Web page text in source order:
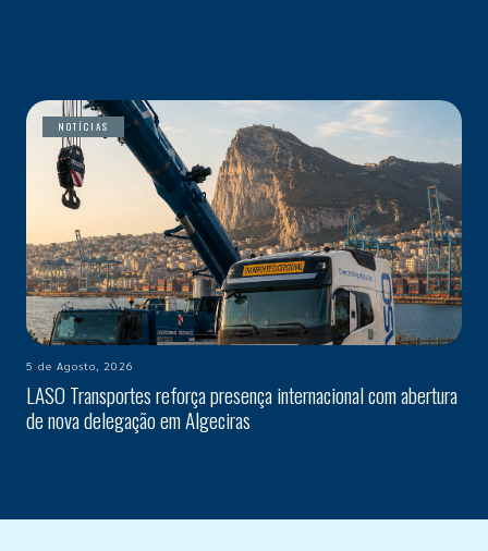
NOTÍCIAS
5 de Agosto, 2026
LASO Transportes reforça presença internacional com abertura
de nova delegação em Algeciras